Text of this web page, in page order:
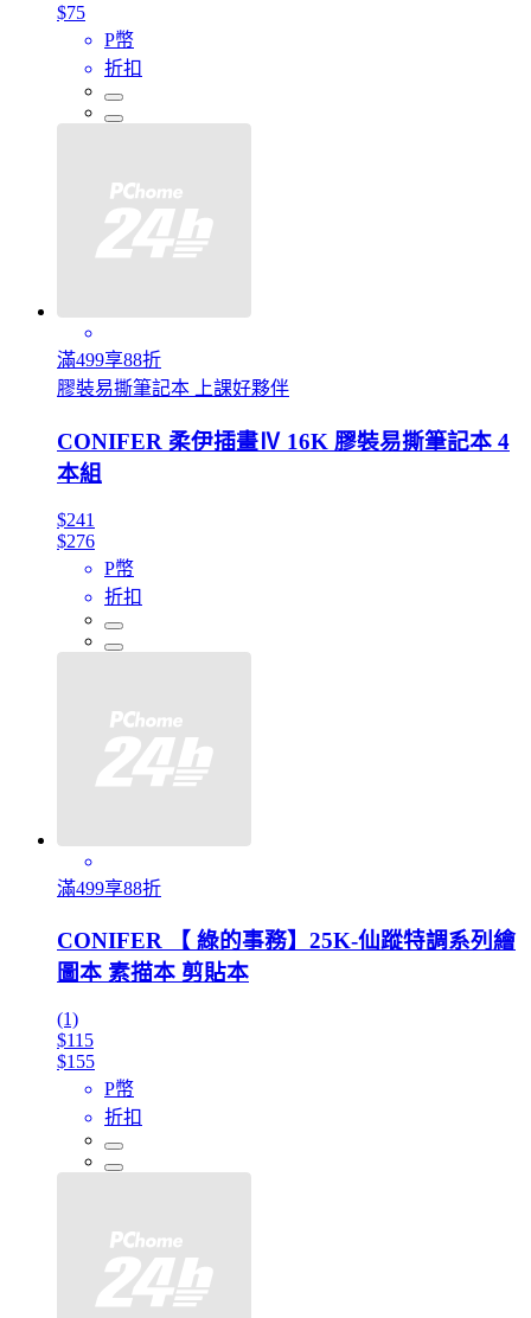
$75
P幣
折扣
滿499享88折
膠裝易撕筆記本 上課好夥伴
CONIFER 柔伊插畫Ⅳ 16K 膠裝易撕筆記本 4
本組
$241
$276
P幣
折扣
滿499享88折
CONIFER 【 綠的事務】25K-仙蹤特調系列繪
圖本 素描本 剪貼本
(1)
$115
$155
P幣
折扣